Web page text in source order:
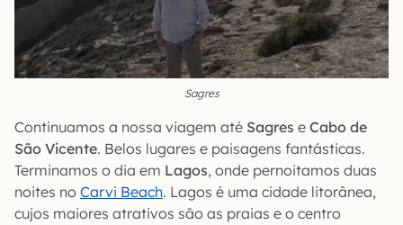
Sagres
Continuamos a nossa viagem até Sagres e Cabo de
São Vicente. Belos lugares e paisagens fantásticas.
Terminamos o dia em Lagos, onde pernoitamos duas
noites no Carvi Beach. Lagos é uma cidade litorânea,
cujos maiores atrativos são as praias e o centro